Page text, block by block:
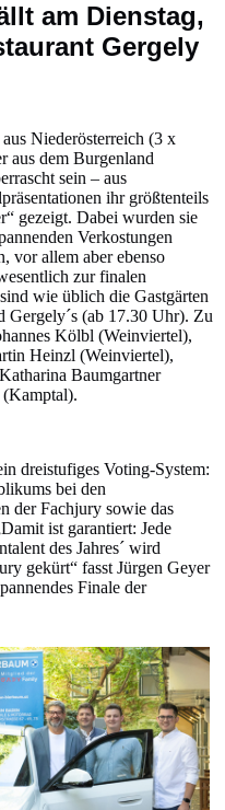
am Dienstag,
Gergely
Niederösterreich (3 x
aus dem Burgenland
sein – aus
ihr größtenteils
gezeigt. Dabei wurden sie
Verkostungen
vor allem aber ebenso
zur finalen
wie üblich die Gastgärten
Gergely´s (ab 17.30 Uhr). Zu
Kölbl (Weinviertel),
Heinzl (Weinviertel),
Baumgartner
dreistufiges Voting-System:
bei den
der Fachjury sowie das
ist garantiert: Jede
des Jahres´ wird
gekürt“ fasst Jürgen Geyer
Finale der